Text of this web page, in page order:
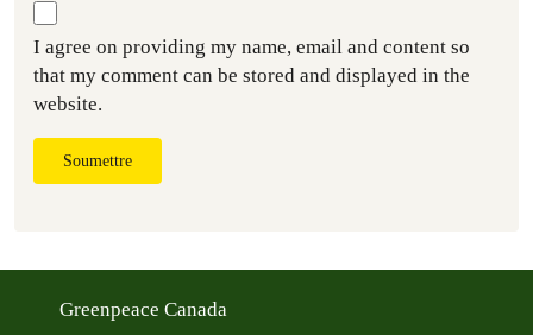
I agree on providing my name, email and content so
that my comment can be stored and displayed in the
website.
Soumettre
Greenpeace Canada